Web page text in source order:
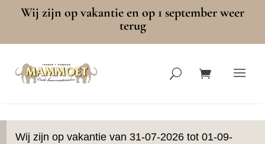
Wij zijn op vakantie en op 1 september weer
terug
Wij zijn op vakantie van 31-07-2026 tot 01-09-